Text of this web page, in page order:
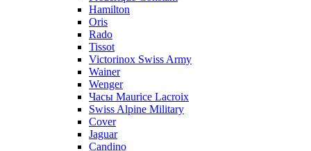
Hamilton
Oris
Rado
Tissot
Victorinox Swiss Army
Wainer
Wenger
Часы Maurice Lacroix
Swiss Alpine Military
Cover
Jaguar
Candino